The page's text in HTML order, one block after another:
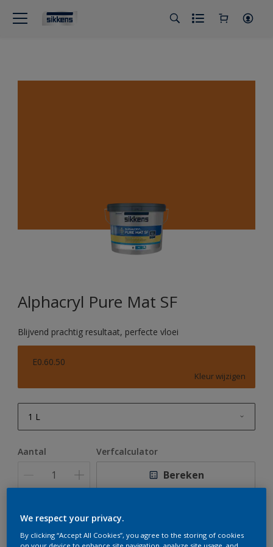
Alphacryl Pure Mat SF
Blijvend prachtig resultaat, perfecte vloei
E0.60.50
Kleur wijzigen
1 L
Aantal Verfcalculator
Bereken
Op dit moment is het niet mogelijk dit product online
te bestellen. Houd de website in de gaten, we werken
We respect your privacy.
By clicking “Accept All Cookies”, you agree to the storing of cookies
on your device to enhance site navigation, analyze site usage, and